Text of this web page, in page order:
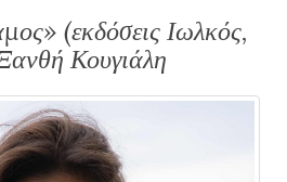
(εκδόσεις Ιωλκός,
Κουγιάλη